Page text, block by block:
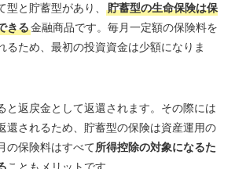
と貯蓄型があり、
貯蓄型の生命保険は保
きる金融商品です。毎月一定額の保険料を
るため、最初の投資資金は少額になりま
と返戻金として返還されます。その際には
還されるため、貯蓄型の保険は資産運用の
の保険料はすべて所得控除の対象になるた